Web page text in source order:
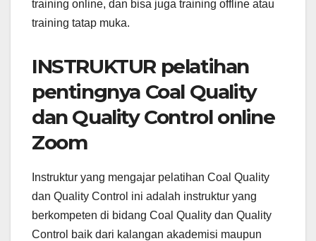
training online, dan bisa juga training offline atau
training tatap muka.
INSTRUKTUR pelatihan
pentingnya Coal Quality
dan Quality Control online
Zoom
Instruktur yang mengajar pelatihan Coal Quality
dan Quality Control ini adalah instruktur yang
berkompeten di bidang Coal Quality dan Quality
Control baik dari kalangan akademisi maupun